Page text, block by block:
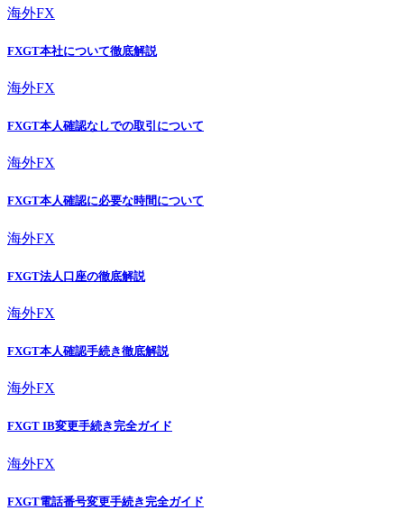
海外FX
FXGT本社について徹底解説
海外FX
FXGT本人確認なしでの取引について
海外FX
FXGT本人確認に必要な時間について
海外FX
FXGT法人口座の徹底解説
海外FX
FXGT本人確認手続き徹底解説
海外FX
FXGT IB変更手続き完全ガイド
海外FX
FXGT電話番号変更手続き完全ガイド